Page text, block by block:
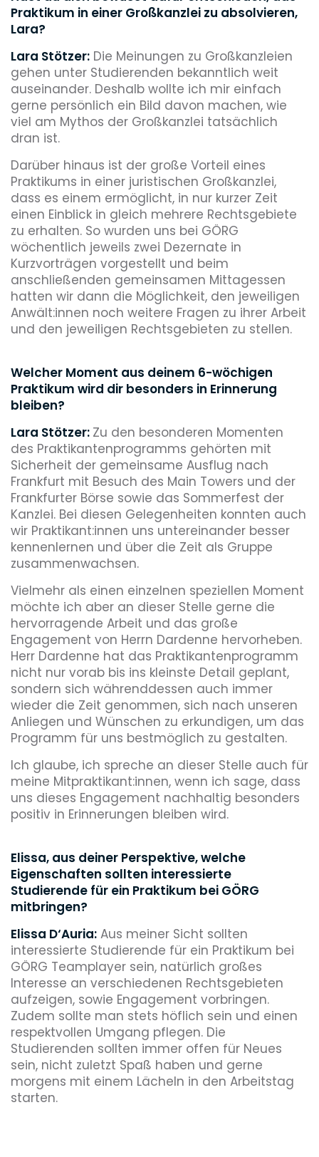
Praktikum in einer Großkanzlei zu absolvieren,
Lara?
Lara Stötzer: Die Meinungen zu Großkanzleien
gehen unter Studierenden bekanntlich weit
auseinander. Deshalb wollte ich mir einfach
gerne persönlich ein Bild davon machen, wie
viel am Mythos der Großkanzlei tatsächlich
dran ist.
Darüber hinaus ist der große Vorteil eines
Praktikums in einer juristischen Großkanzlei,
dass es einem ermöglicht, in nur kurzer Zeit
einen Einblick in gleich mehrere Rechtsgebiete
zu erhalten. So wurden uns bei GÖRG
wöchentlich jeweils zwei Dezernate in
Kurzvorträgen vorgestellt und beim
anschließenden gemeinsamen Mittagessen
hatten wir dann die Möglichkeit, den jeweiligen
Anwält:innen noch weitere Fragen zu ihrer Arbeit
und den jeweiligen Rechtsgebieten zu stellen.
Welcher Moment aus deinem 6-wöchigen
Praktikum wird dir besonders in Erinnerung
bleiben?
Lara Stötzer: Zu den besonderen Momenten
des Praktikantenprogramms gehörten mit
Sicherheit der gemeinsame Ausflug nach
Frankfurt mit Besuch des Main Towers und der
Frankfurter Börse sowie das Sommerfest der
Kanzlei. Bei diesen Gelegenheiten konnten auch
wir Praktikant:innen uns untereinander besser
kennenlernen und über die Zeit als Gruppe
zusammenwachsen.
Vielmehr als einen einzelnen speziellen Moment
möchte ich aber an dieser Stelle gerne die
hervorragende Arbeit und das große
Engagement von Herrn Dardenne hervorheben.
Herr Dardenne hat das Praktikantenprogramm
nicht nur vorab bis ins kleinste Detail geplant,
sondern sich währenddessen auch immer
wieder die Zeit genommen, sich nach unseren
Anliegen und Wünschen zu erkundigen, um das
Programm für uns bestmöglich zu gestalten.
Ich glaube, ich spreche an dieser Stelle auch für
meine Mitpraktikant:innen, wenn ich sage, dass
uns dieses Engagement nachhaltig besonders
positiv in Erinnerungen bleiben wird.
Elissa, aus deiner Perspektive, welche
Eigenschaften sollten interessierte
Studierende für ein Praktikum bei GÖRG
mitbringen?
Elissa D‘Auria: Aus meiner Sicht sollten
interessierte Studierende für ein Praktikum bei
GÖRG Teamplayer sein, natürlich großes
Interesse an verschiedenen Rechtsgebieten
aufzeigen, sowie Engagement vorbringen.
Zudem sollte man stets höflich sein und einen
respektvollen Umgang pflegen. Die
Studierenden sollten immer offen für Neues
sein, nicht zuletzt Spaß haben und gerne
morgens mit einem Lächeln in den Arbeitstag
starten.